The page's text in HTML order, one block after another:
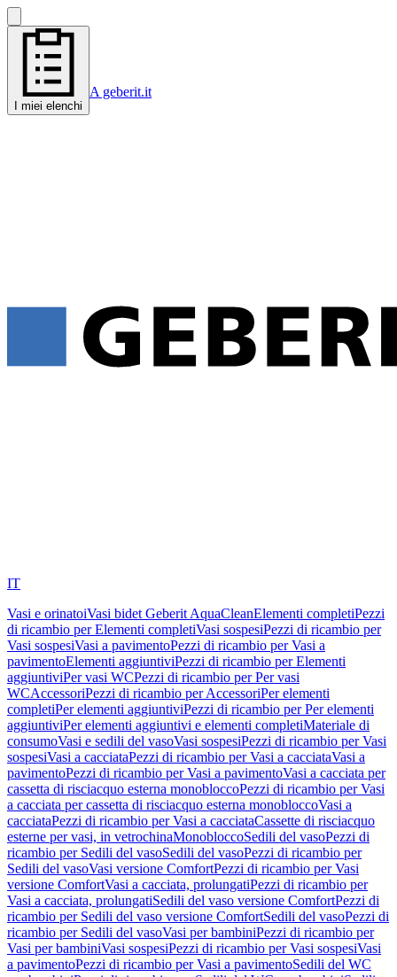
I miei elenchi
A geberit.it
IT
Vasi e orinatoiVasi bidet Geberit AquaCleanElementi completiPezzi
di ricambio per Elementi completiVasi sospesiPezzi di ricambio per
Vasi sospesiVasi a pavimentoPezzi di ricambio per Vasi a
pavimentoElementi aggiuntiviPezzi di ricambio per Elementi
aggiuntiviPer vasi WCPezzi di ricambio per Per vasi
WCAccessoriPezzi di ricambio per AccessoriPer elementi
completiPer elementi aggiuntiviPezzi di ricambio per Per elementi
aggiuntiviPer elementi aggiuntivi e elementi completiMateriale di
consumoVasi e sedili del vasoVasi sospesiPezzi di ricambio per Vasi
sospesiVasi a cacciataPezzi di ricambio per Vasi a cacciataVasi a
pavimentoPezzi di ricambio per Vasi a pavimentoVasi a cacciata per
cassetta di risciacquo esterna monobloccoPezzi di ricambio per Vasi
a cacciata per cassetta di risciacquo esterna monobloccoVasi a
cacciataPezzi di ricambio per Vasi a cacciataCassette di risciacquo
esterne per vasi, in vetrochinaMonobloccoSedili del vasoPezzi di
ricambio per Sedili del vasoSedili del vasoPezzi di ricambio per
Sedili del vasoVasi versione ComfortPezzi di ricambio per Vasi
versione ComfortVasi a cacciata, prolungatiPezzi di ricambio per
Vasi a cacciata, prolungatiSedili del vaso versione ComfortPezzi di
ricambio per Sedili del vaso versione ComfortSedili del vasoPezzi di
ricambio per Sedili del vasoVasi per bambiniPezzi di ricambio per
Vasi per bambiniVasi sospesiPezzi di ricambio per Vasi sospesiVasi
a pavimentoPezzi di ricambio per Vasi a pavimentoSedili del WC